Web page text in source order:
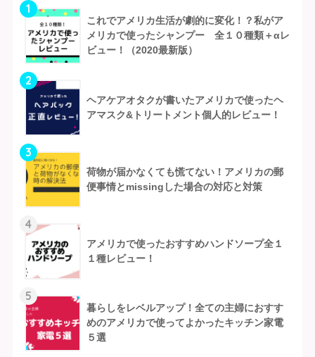
1
これでアメリカ生活が劇的に変化！？私がア
メリカで使ったシャンプー 全１０種類＋αレ
ビュー！（2020最新版）
2
ヘアケアオタクが書いたアメリカで使ったヘ
アマスク&トリートメント個人的レビュー！
3
荷物が届かなくても慌てない！アメリカの郵
便事情とmissingした場合の対応と対策
4
アメリカで使ったおすすめハンドソープ全１
１種レビュー！
5
暮らしをレベルアップ！全ての主婦におすす
めのアメリカで使ってよかったキッチン家電
５選